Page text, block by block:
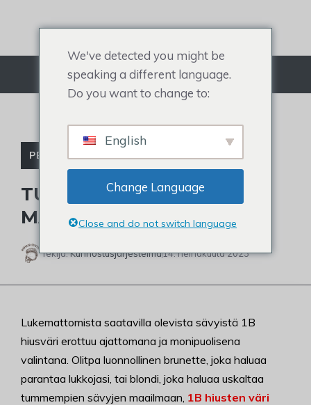
sisältöön
Valikko
PERUUKIN TARVIKKEET
TUTUSTU 1B-HIUSVÄRIEN
MAAILMAAN
Tekijä:Kunnostusjärjestelmä14. heinäkuuta 2023
Lukemattomista saatavilla olevista sävyistä 1B
hiusväri erottuu ajattomana ja monipuolisena
valintana. Olitpa luonnollinen brunette, joka haluaa
parantaa lukkojasi, tai blondi, joka haluaa uskaltaa
tummempien sävyjen maailmaan, 1B hiusten väri
We've detected you might be
speaking a different language.
Do you want to change to:
English
Change Language
Close and do not switch language